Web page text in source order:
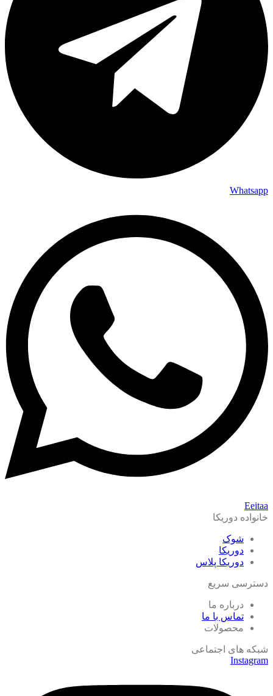
Whatsapp
Eeitaa
خانواده دوریکا
شوک
دوریکا
دوریکا پلاس
دسترسی سریع
درباره ما
تماس با ما
محصولات
شبکه های اجتماعی
Instagram